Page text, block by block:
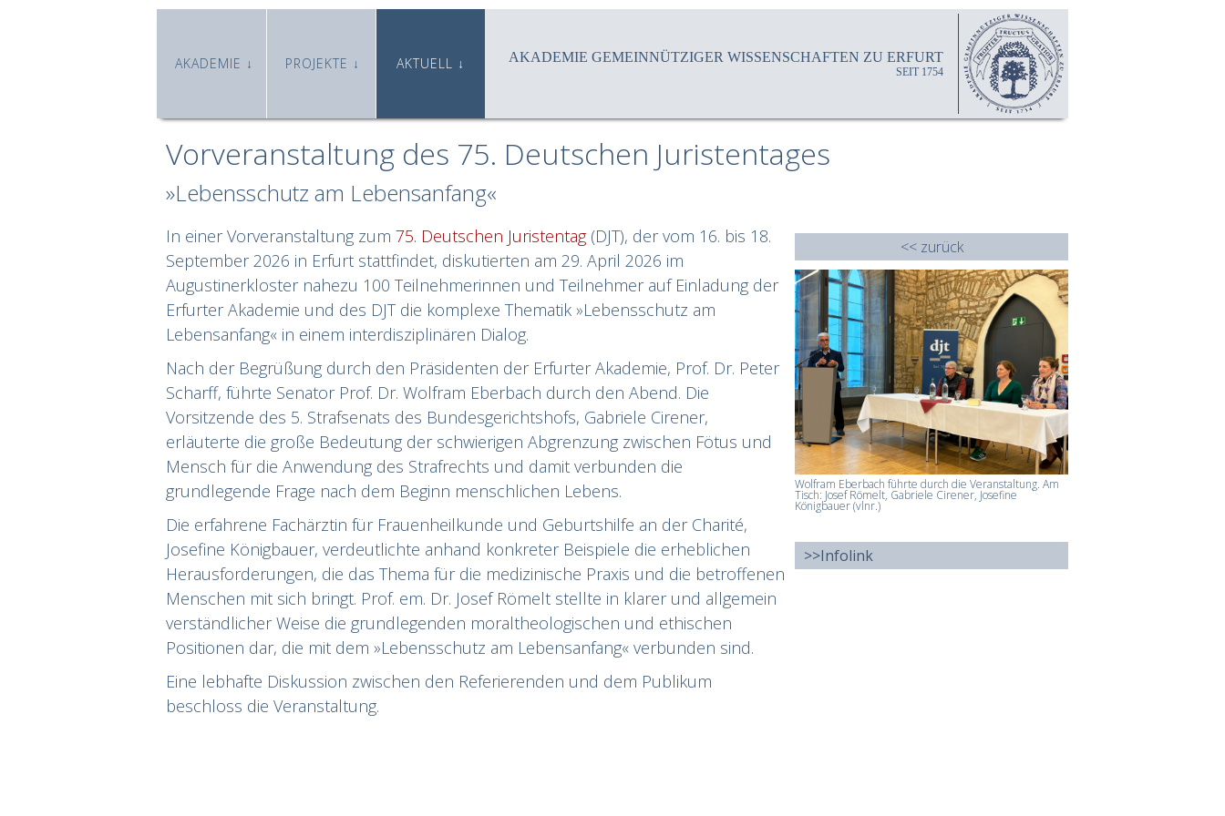
AKADEMIE PROJEKTE AKTUELL AKADEMIE GEMEINNÜTZIGER WISSENSCHAFTEN ZU ERFURT
SEIT 1754
Vorveranstaltung des 75. Deutschen Juristentages
»Lebensschutz am Lebensanfang«
In einer Vorveranstaltung zum 75. Deutschen Juristentag(DJT), der vom 16. bis 18.
September 2026 in Erfurt stattfindet, diskutierten am 29. April 2026 im
Augustinerkloster nahezu 100 Teilnehmerinnen und Teilnehmer auf Einladung der
Erfurter Akademie und des DJT die komplexe Thematik »Lebensschutz am
Lebensanfang« in einem interdisziplinären Dialog.
Nach der Begrüßung durch den Präsidenten der Erfurter Akademie, Prof. Dr. Peter
Scharff, führte Senator Prof. Dr. Wolfram Eberbach durch den Abend. Die
Vorsitzende des 5. Strafsenats des Bundesgerichtshofs, Gabriele Cirener,
erläuterte die große Bedeutung der schwierigen Abgrenzung zwischen Fötus und
Mensch für die Anwendung des Strafrechts und damit verbunden die
grundlegende Frage nach dem Beginn menschlichen Lebens.
Die erfahrene Fachärztin für Frauenheilkunde und Geburtshilfe an der Charité,
Josefine Königbauer, verdeutlichte anhand konkreter Beispiele die erheblichen
Herausforderungen, die das Thema für die medizinische Praxis und die betroffenen
Menschen mit sich bringt. Prof. em. Dr. Josef Römelt stellte in klarer und allgemein
verständlicher Weise die grundlegenden moraltheologischen und ethischen
Positionen dar, die mit dem »Lebensschutz am Lebensanfang« verbunden sind.
Eine lebhafte Diskussion zwischen den Referierenden und dem Publikum
beschloss die Veranstaltung.
<< zurück
Wolfram Eberbach führte durch die Veranstaltung. Am
Tisch: Josef Römelt, Gabriele Cirener, Josefine
Königbauer (vlnr.)
>>Infolink